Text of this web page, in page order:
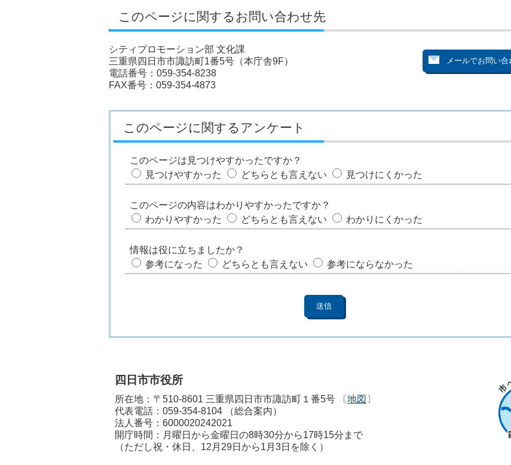
このページに関するお問い合わせ先
シティプロモーション部 文化課
三重県四日市市諏訪町1番5号（本庁舎9F）
電話番号：059-354-8238
FAX番号：059-354-4873
このページに関するアンケート
このページは見つけやすかったですか？
見つけやすかった
どちらとも言えない 見つけにくかった
このページの内容はわかりやすかったですか？
わかりやすかった
どちらとも言えない わかりにくかった
情報は役に立ちましたか？
参考になった
どちらとも言えない 参考にならなかった
四日市市役所
所在地：〒510-8601 三重県四日市市諏訪町１番5号 〔地図 〕
代表電話： 059-354-8104
（総合案内）
法人番号：6000020242021
開庁時間：月曜日から金曜日の8時30分から17時15分まで
（ただし祝・休日、12月29日から1月3日を除く）